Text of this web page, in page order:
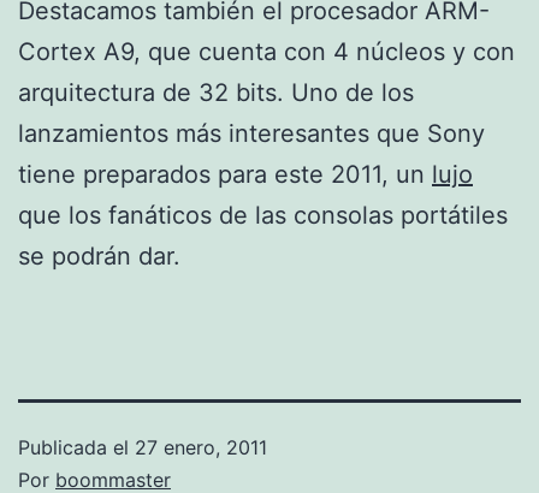
Destacamos también el procesador ARM-
Cortex A9, que cuenta con 4 núcleos y con
arquitectura de 32 bits. Uno de los
lanzamientos más interesantes que Sony
tiene preparados para este 2011, un lujo
que los fanáticos de las consolas portátiles
se podrán dar.
Publicada el 27 enero, 2011
Por boommaster